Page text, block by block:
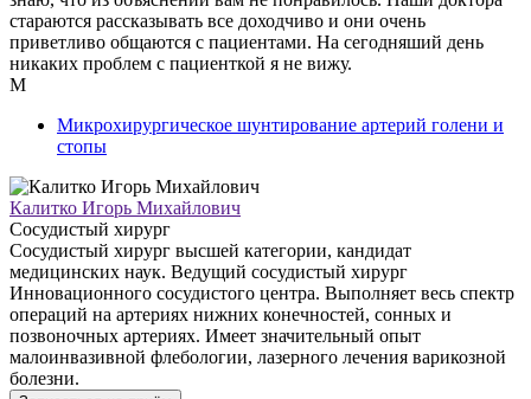
стараются рассказывать все доходчиво и они очень
приветливо общаются с пациентами. На сегодняший день
никаких проблем с пациенткой я не вижу.
М
Микрохирургическое шунтирование артерий голени и
стопы
Калитко Игорь Михайлович
Сосудистый хирург
Сосудистый хирург высшей категории, кандидат
медицинских наук. Ведущий сосудистый хирург
Инновационного сосудистого центра. Выполняет весь спектр
операций на артериях нижних конечностей, сонных и
позвоночных артериях. Имеет значительный опыт
малоинвазивной флебологии, лазерного лечения варикозной
болезни.